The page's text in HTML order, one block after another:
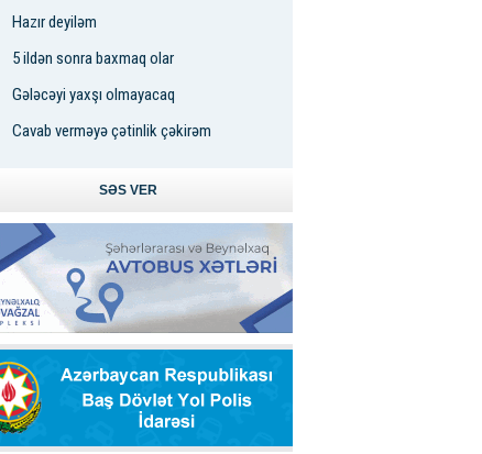
Hazır deyiləm
5 ildən sonra baxmaq olar
Gələcəyi yaxşı olmayacaq
Cavab verməyə çətinlik çəkirəm